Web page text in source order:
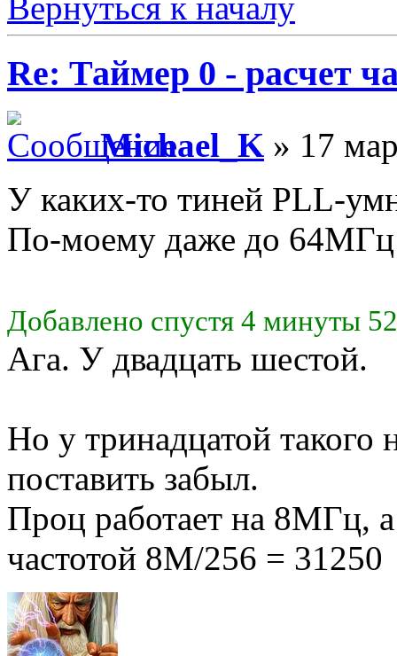
Re: Таймер 0 - расчет
Michael_K » 17
У каких-то тиней PLL-
По-моему даже до 64МГц
Добавлено спустя 4 минуты
Ага. У двадцать шестой.
Но у тринадцатой такого
поставить забыл.
Проц работает на 8МГц,
частотой 8M/256 = 31250